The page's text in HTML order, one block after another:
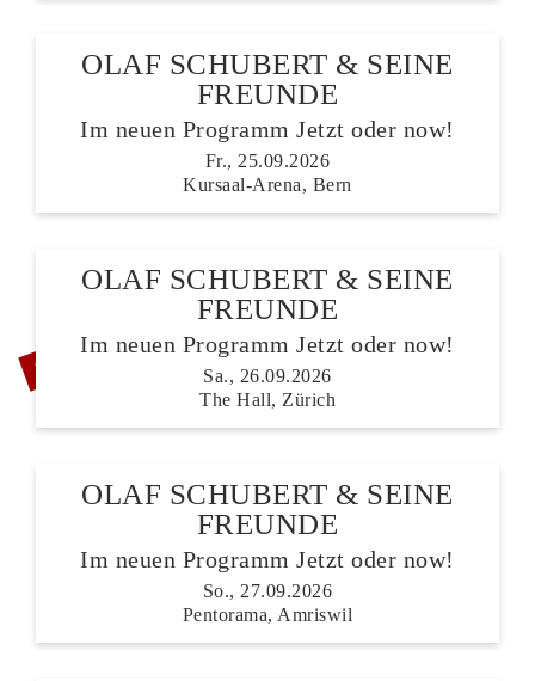
OLAF SCHUBERT & SEINE
FREUNDE
Im neuen Programm Jetzt oder now!
Fr., 25.09.2026
Kursaal-Arena, Bern
LETZTE TICKETS
OLAF SCHUBERT & SEINE
FREUNDE
Im neuen Programm Jetzt oder now!
Sa., 26.09.2026
The Hall, Zürich
OLAF SCHUBERT & SEINE
FREUNDE
Im neuen Programm Jetzt oder now!
So., 27.09.2026
Pentorama, Amriswil